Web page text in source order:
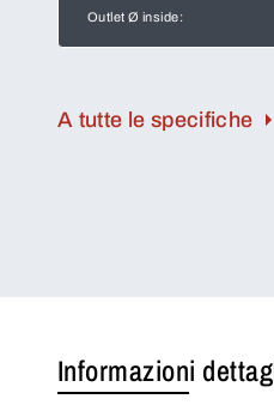
Outlet Ø inside:
A tutte le specifiche
Informazioni